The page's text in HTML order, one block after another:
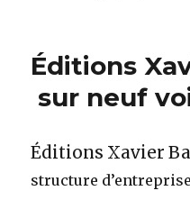
Éditions
sur neuf
Éditions Xavier
structure d’entreprise